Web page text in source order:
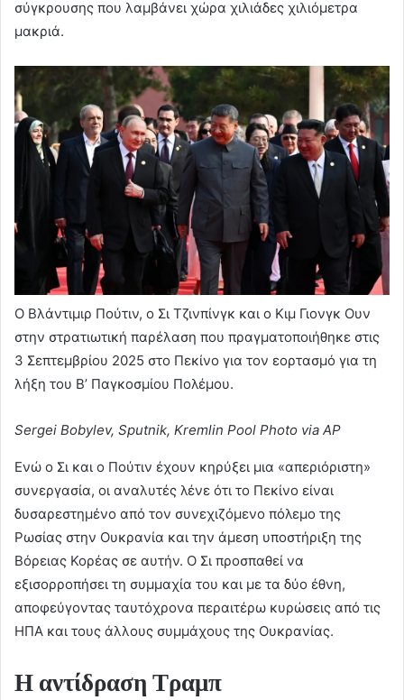
σύγκρουσης που λαμβάνει χώρα χιλιάδες χιλιόμετρα
μακριά.
Ο Βλάντιμιρ Πούτιν, ο Σι Τζινπίνγκ και ο Κιμ Γιονγκ Ουν
στην στρατιωτική παρέλαση που πραγματοποιήθηκε στις
3 Σεπτεμβρίου 2025 στο Πεκίνο για τον εορτασμό για τη
λήξη του Β’ Παγκοσμίου Πολέμου.
Sergei Bobylev, Sputnik, Kremlin Pool Photo via AP
Ενώ ο Σι και ο Πούτιν έχουν κηρύξει μια «απεριόριστη»
συνεργασία, οι αναλυτές λένε ότι το Πεκίνο είναι
δυσαρεστημένο από τον συνεχιζόμενο πόλεμο της
Ρωσίας στην Ουκρανία και την άμεση υποστήριξη της
Βόρειας Κορέας σε αυτήν. Ο Σι προσπαθεί να
εξισορροπήσει τη συμμαχία του και με τα δύο έθνη,
αποφεύγοντας ταυτόχρονα περαιτέρω κυρώσεις από τις
ΗΠΑ και τους άλλους συμμάχους της Ουκρανίας.
Η αντίδραση Τραμπ